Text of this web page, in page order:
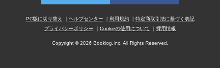
PC版に切り替え ヘルプセンター 利用規約
特定商取引法に基づく表記
プライバシーポリシー
Cookieの使用について 採用情報
Copyright © 2026 Booklog,Inc. All Rights Reserved.